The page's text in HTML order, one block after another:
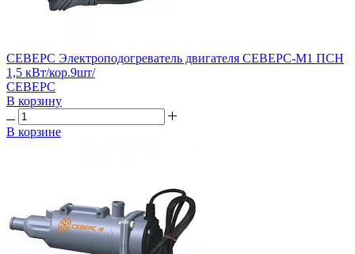
СЕВЕРС Электроподогреватель двигателя СЕВЕРС-М1 ПСН
1,5 кВт/кор.9шт/
СЕВЕРС
В корзину
В корзине